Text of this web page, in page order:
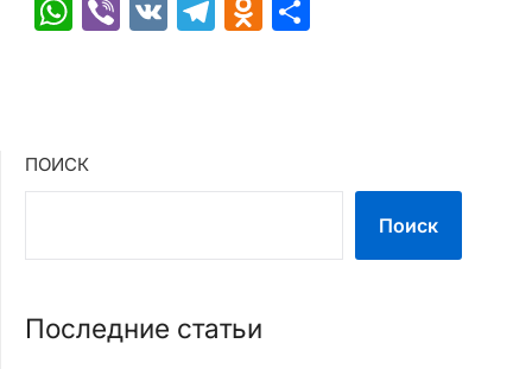
WhatsApp
Viber
VK Telegram
Odnoklassniki
ПОИСК
Поиск
Последние статьи